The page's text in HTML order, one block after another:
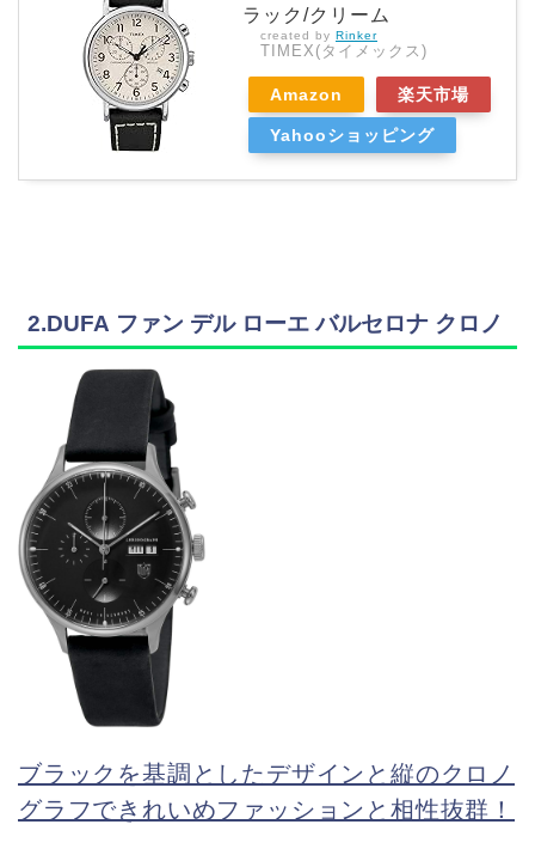
ラック/クリーム
created by Rinker
TIMEX(タイメックス)
Amazon 楽天市場
Yahooショッピング
2.DUFA ファン デル ローエ バルセロナ クロノ
ブラックを基調としたデザインと縦のクロノ
グラフできれいめファッションと相性抜群！